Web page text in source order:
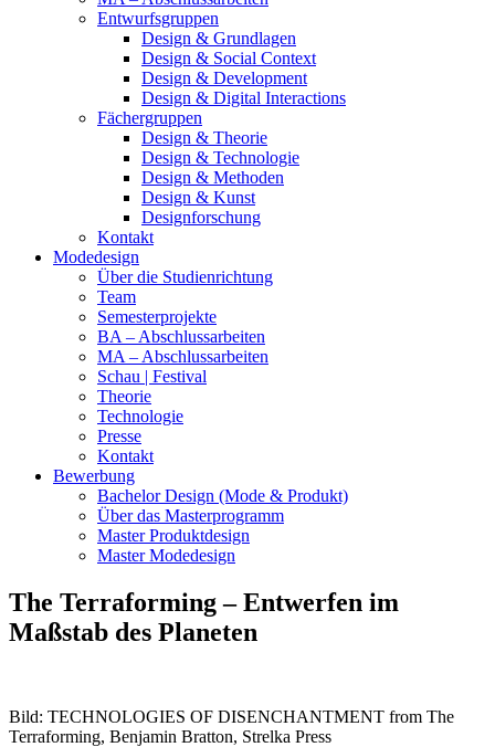
Entwurfsgruppen
Design & Grundlagen
Design & Social Context
Design & Development
Design & Digital Interactions
Fächergruppen
Design & Theorie
Design & Technologie
Design & Methoden
Design & Kunst
Designforschung
Kontakt
Modedesign
Über die Studienrichtung
Team
Semesterprojekte
BA – Abschlussarbeiten
MA – Abschlussarbeiten
Schau | Festival
Theorie
Technologie
Presse
Kontakt
Bewerbung
Bachelor Design (Mode & Produkt)
Über das Masterprogramm
Master Produktdesign
Master Modedesign
The Terraforming – Entwerfen im
Maßstab des Planeten
Bild: TECHNOLOGIES OF DISENCHANTMENT from The
Terraforming, Benjamin Bratton, Strelka Press